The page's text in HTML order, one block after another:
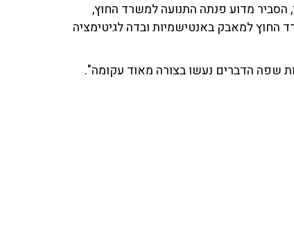
הסביר מדוע פנתה התנועה למשרד החוץ,
למאבק באנטישמיות ובדה לגיטימציה
שפה הדברים נעשו בצורה מאוד עקומה".